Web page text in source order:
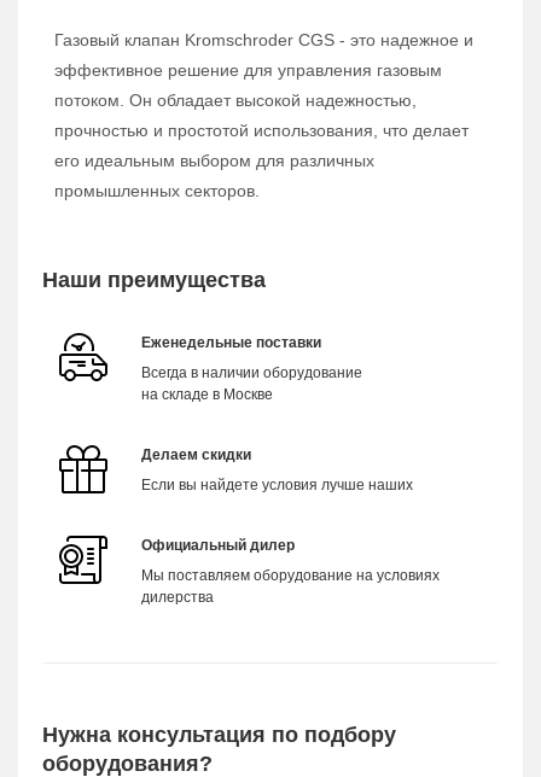
Газовый клапан Kromschroder CGS - это надежное и
эффективное решение для управления газовым
потоком. Он обладает высокой надежностью,
прочностью и простотой использования, что делает
его идеальным выбором для различных
промышленных секторов.
Наши преимущества
Еженедельные поставки
Всегда в наличии оборудование
на складе в Москве
Делаем скидки
Если вы найдете условия лучше наших
Официальный дилер
Мы поставляем оборудование на условиях
дилерства
Нужна консультация по подбору
оборудования?